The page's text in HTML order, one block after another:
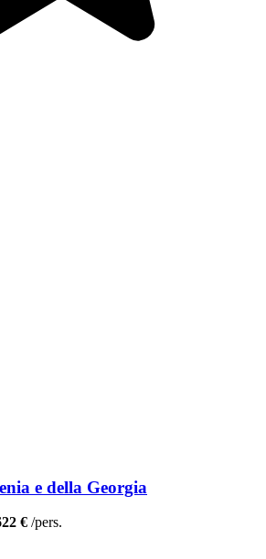
e della Georgia
€ /pers.